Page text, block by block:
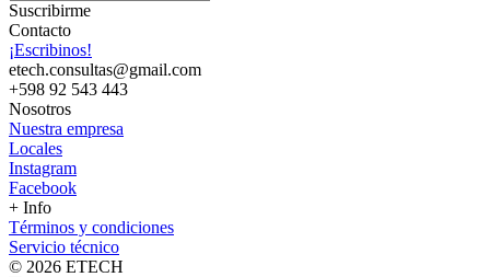
Suscribirme
Contacto
¡Escribinos!
etech.consultas@gmail.com
+598 92 543 443
Nosotros
Nuestra empresa
Locales
Instagram
Facebook
+ Info
Términos y condiciones
Servicio técnico
© 2026 ETECH